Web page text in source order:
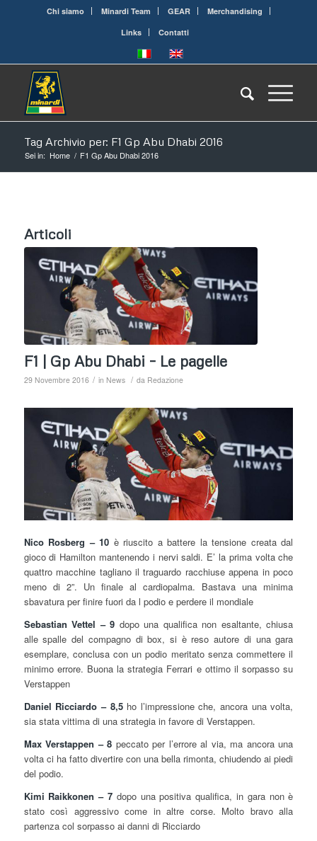
Chi siamo Minardi Team GEAR
Merchandising
Links
Contatti
Tag Archivio per: F1 Gp Abu Dhabi 2016
Sei in: Home / F1 Gp Abu Dhabi 2016
Articoli
F1 | Gp Abu Dhabi – Le pagelle
29 Novembre 2016 / in News / da Redazione
Nico Rosberg – 10 è riuscito a battere la tensione creata dal
gioco di Hamilton mantenendo i nervi saldi. E’ la prima volta che
quattro macchine tagliano il traguardo racchiuse appena in poco
meno di 2”. Un finale al cardiopalma. Bastava una minima
sbavatura per finire fuori da l podio e perdere il mondiale
Sebastian Vettel – 9 dopo una qualifica non esaltante, chiusa
alle spalle del compagno di box, si è reso autore di una gara
esemplare, conclusa con un podio meritato senza commettere il
minimo errore. Buona la strategia Ferrari e ottimo il sorpasso su
Verstappen
Daniel Ricciardo – 8,5ho l’impressione che, ancora una volta,
sia stata vittima di una strategia in favore di Verstappen.
Max Verstappen – 8 peccato per l’errore al via, ma ancora una
volta ci ha fatto divertire con una bella rimonta, chiudendo ai piedi
del podio.
Kimi Raikkonen – 7 dopo una positiva qualifica, in gara non è
stato così aggressivo come in altre corse. Molto bravo alla
partenza col sorpasso ai danni di Ricciardo